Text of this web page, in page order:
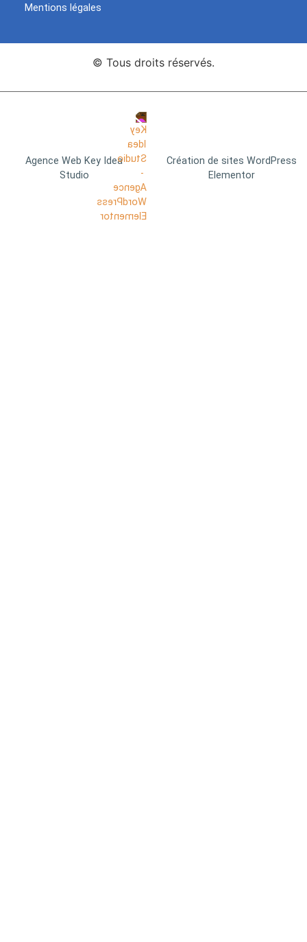
Mentions légales
© Tous droits réservés.
Agence Web Key Idea
Studio
Création de sites WordPress
Elementor